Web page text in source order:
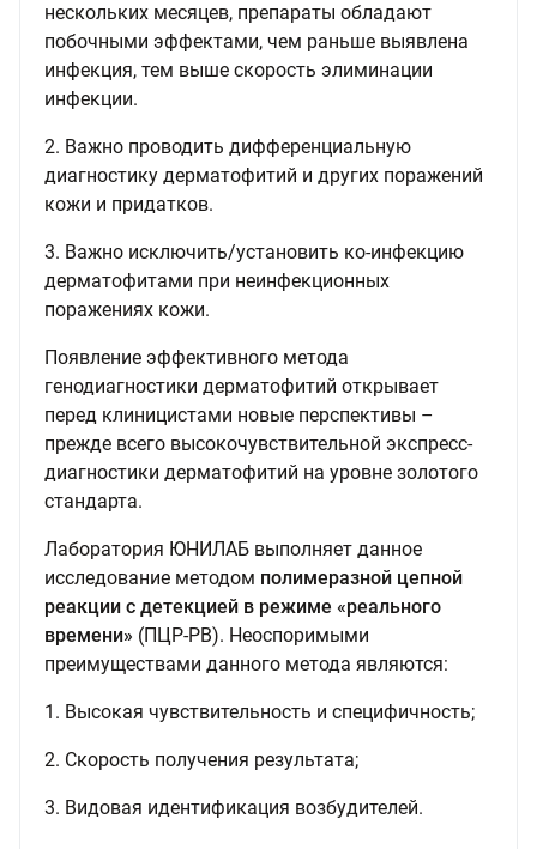
нескольких месяцев, препараты обладают
побочными эффектами, чем раньше выявлена
инфекция, тем выше скорость элиминации
инфекции.
2. Важно проводить дифференциальную
диагностику дерматофитий и других поражений
кожи и придатков.
3. Важно исключить/установить ко-инфекцию
дерматофитами при неинфекционных
поражениях кожи.
Появление эффективного метода
генодиагностики дерматофитий открывает
перед клиницистами новые перспективы –
прежде всего высокочувствительной экспресс-
диагностики дерматофитий на уровне золотого
стандарта.
Лаборатория ЮНИЛАБ выполняет данное
исследование методом полимеразной цепной
реакции с детекцией в режиме «реального
времени» (ПЦР-РВ). Неоспоримыми
преимуществами данного метода являются:
1. Высокая чувствительность и специфичность;
2. Скорость получения результата;
3. Видовая идентификация возбудителей.